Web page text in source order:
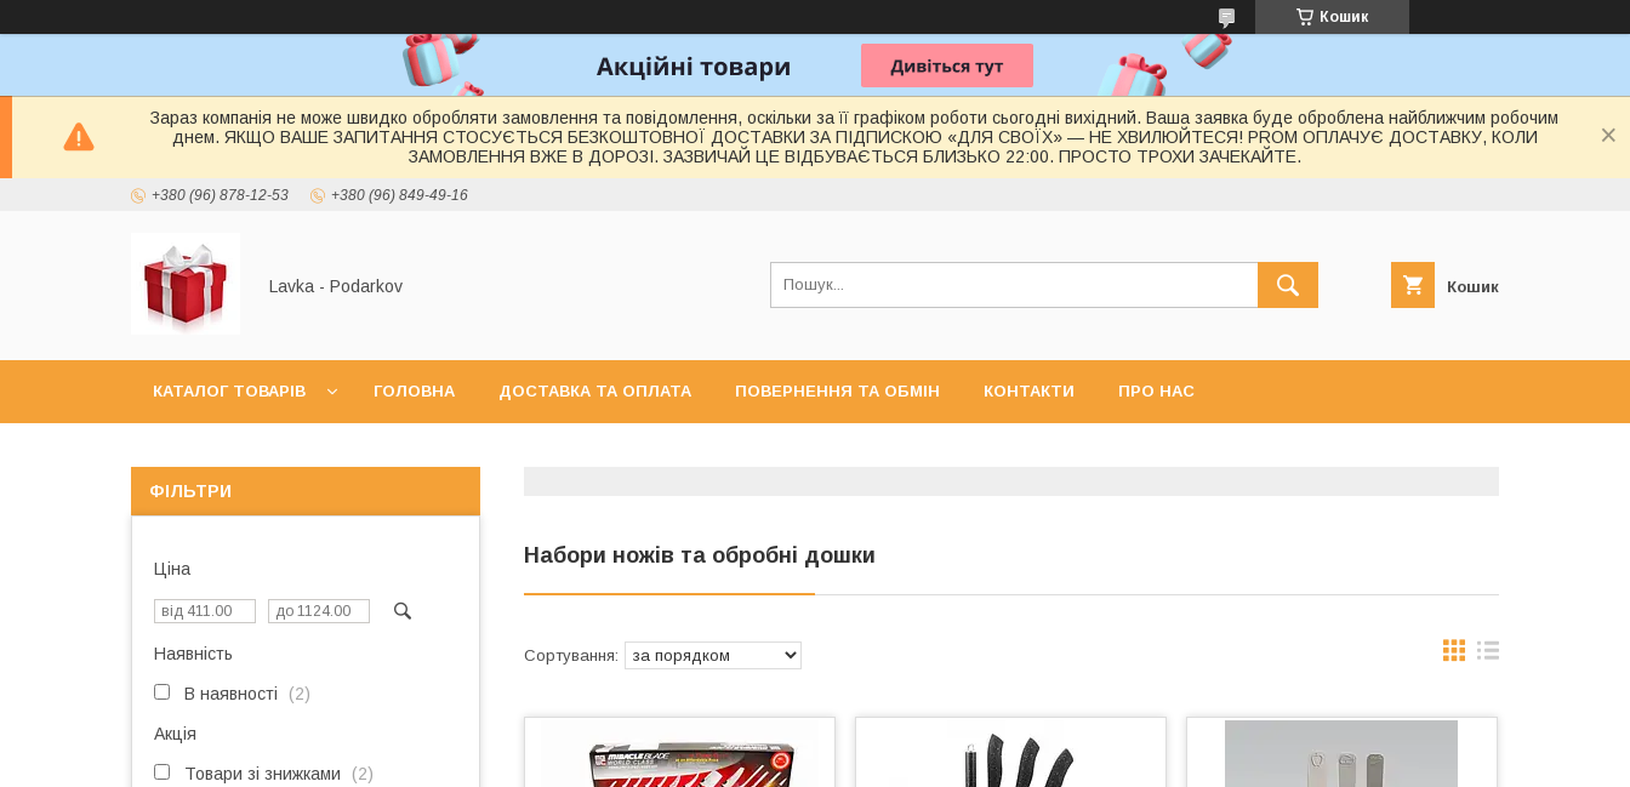
Кошик
Зараз компанія не може швидко обробляти замовлення та повідомлення, оскільки за її графіком роботи сьогодні вихідний. Ваша заявка буде оброблена найближчим робочим
днем. ЯКЩО ВАШЕ ЗАПИТАННЯ СТОСУЄТЬСЯ БЕЗКОШТОВНОЇ ДОСТАВКИ ЗА ПІДПИСКОЮ «ДЛЯ СВОЇХ» — НЕ ХВИЛЮЙТЕСЯ! PROM ОПЛАЧУЄ ДОСТАВКУ, КОЛИ
ЗАМОВЛЕННЯ ВЖЕ В ДОРОЗІ. ЗАЗВИЧАЙ ЦЕ ВІДБУВАЄТЬСЯ БЛИЗЬКО 22:00. ПРОСТО ТРОХИ ЗАЧЕКАЙТЕ.
+380 (96) 878-12-53 +380 (96) 849-49-16
Lavka - Podarkov Кошик
КАТАЛОГ ТОВАРІВ ГОЛОВНА ДОСТАВКА ТА ОПЛАТА ПОВЕРНЕННЯ ТА ОБМІН КОНТАКТИ ПРО НАС
Набори ножів та обробні дошки
ФІЛЬТРИ
Ціна
Наявність
В наявності 2
Акція
Товари зі знижками 2